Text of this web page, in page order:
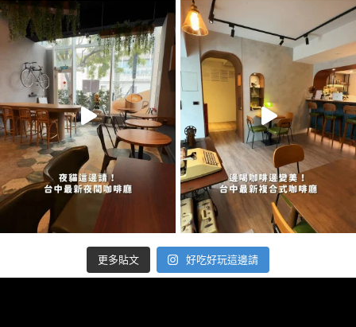
更多貼文 好吃好玩這邊請